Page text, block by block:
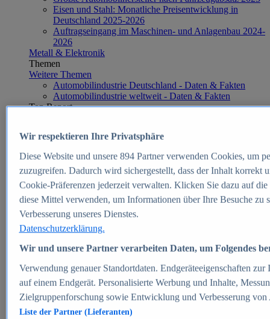
Eisen und Stahl: Monatliche Preisentwicklung in
Deutschland 2025-2026
Auftragseingang im Maschinen- und Anlagenbau 2024-
2026
Metall & Elektronik
Themen
Weitere Themen
Automobilindustrie Deutschland - Daten & Fakten
Automobilindustrie weltweit - Daten & Fakten
Top Report
Zum Report
E-commerce
Beliebte Statistiken
Aktuelle Statistiken
E-Commerce - Entwicklung des Umsatzes in
Deutschland 1999-2025
Umsatz von Amazon in Deutschland und weltweit
2010-2025
B2C-E-Commerce: Top-50 Online Shops in
Deutschland 2024
Marktanteile von Online-Zahlungsverfahren in
Deutschland 2024
Umsatzstarke Warengruppen im Online-Handel in
Deutschland 2023-2025
Wir respektieren Ihre Privatsphäre
Diese Website und unsere 894Partner verwenden Cookies, um
zuzugreifen. Dadurch wird sichergestellt, dass der Inhalt korrekt
Cookie-Präferenzen jederzeit verwalten. Klicken Sie dazu auf
diese Mittel verwenden, um Informationen über Ihre Besuche
Verbesserung unseres Dienstes.
Datenschutzerklärung.
Wir und unsere Partner verarbeiten Daten, um Folgendes
Verwendung genauer Standortdaten. Endgeräteeigenschaften
auf einem Endgerät. Personalisierte Werbung und Inhalte,
Zielgruppenforschung sowie Entwicklung und Verbesserung von
Liste der Partner (Lieferanten)